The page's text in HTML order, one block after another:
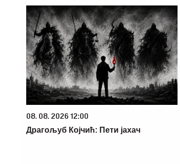
08. 08. 2026 12:00
Драгољуб Којчић: Пети јахач